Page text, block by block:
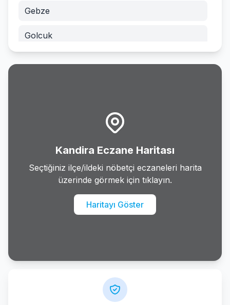
Gebze
Golcuk
Kandira Eczane Haritası
Seçtiğiniz ilçe/ildeki nöbetçi eczaneleri harita
üzerinde görmek için tıklayın.
Haritayı Göster